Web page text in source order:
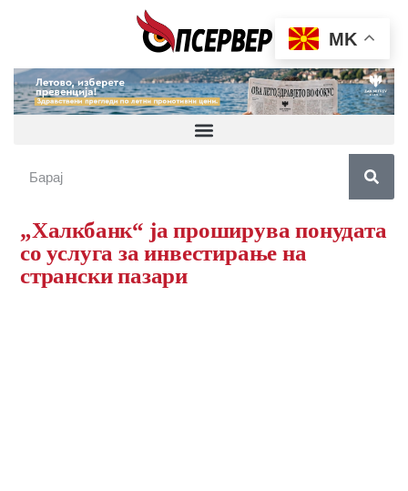
„Халкбанк“ ја проширува понудата
со услуга за инвестирање на
странски пазари
MK